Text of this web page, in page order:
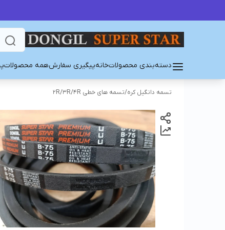
دسته‌بندی محصولاتخانهپیگیری سفارشهمه محصولات
تسمه دانگیل کره/تسمه های خطی 2R/3R/4R